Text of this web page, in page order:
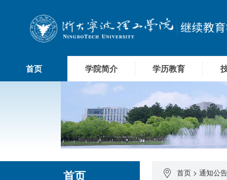
首页 学院简介 学历教育
首页 > 通知公告
首页